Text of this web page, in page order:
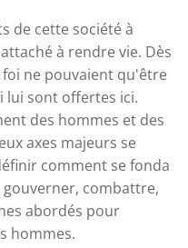
de cette société à
à rendre vie. Dès
ne pouvaient qu'être
lui sont offertes ici.
des hommes et des
axes majeurs se
comment se fonda
gouverner, combattre,
abordés pour
hommes.